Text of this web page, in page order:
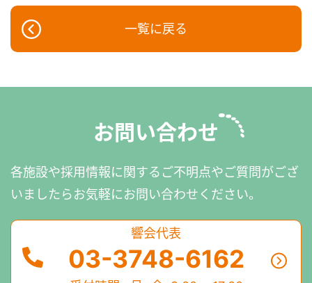
一覧に戻る
お問い合わせ
各施設や採用情報に関するご不明点やご質問がござ
いましたらお気軽にお問い合わせください。
響会代表
03-3748-6162